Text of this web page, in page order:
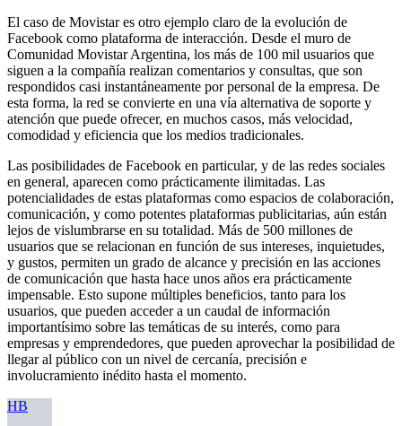
El caso de Movistar es otro ejemplo claro de la evolución de
Facebook como plataforma de interacción. Desde el muro de
Comunidad Movistar Argentina, los más de 100 mil usuarios que
siguen a la compañía realizan comentarios y consultas, que son
respondidos casi instantáneamente por personal de la empresa. De
esta forma, la red se convierte en una vía alternativa de soporte y
atención que puede ofrecer, en muchos casos, más velocidad,
comodidad y eficiencia que los medios tradicionales.
Las posibilidades de Facebook en particular, y de las redes sociales
en general, aparecen como prácticamente ilimitadas. Las
potencialidades de estas plataformas como espacios de colaboración,
comunicación, y como potentes plataformas publicitarias, aún están
lejos de vislumbrarse en su totalidad. Más de 500 millones de
usuarios que se relacionan en función de sus intereses, inquietudes,
y gustos, permiten un grado de alcance y precisión en las acciones
de comunicación que hasta hace unos años era prácticamente
impensable. Esto supone múltiples beneficios, tanto para los
usuarios, que pueden acceder a un caudal de información
importantísimo sobre las temáticas de su interés, como para
empresas y emprendedores, que pueden aprovechar la posibilidad de
llegar al público con un nivel de cercanía, precisión e
involucramiento inédito hasta el momento.
HB